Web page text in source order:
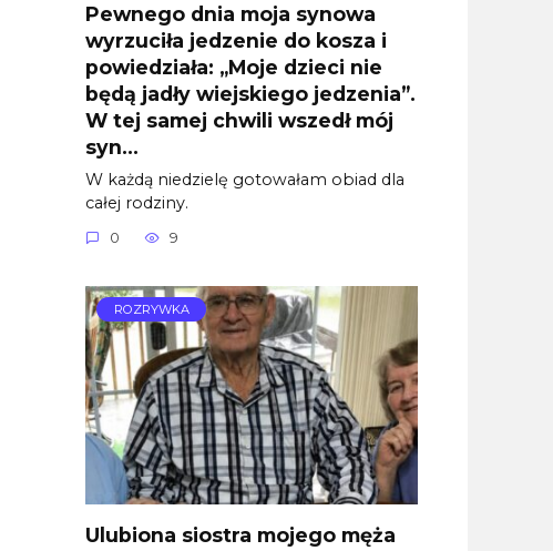
Pewnego dnia moja synowa
wyrzuciła jedzenie do kosza i
powiedziała: „Moje dzieci nie
będą jadły wiejskiego jedzenia”.
W tej samej chwili wszedł mój
syn…
W każdą niedzielę gotowałam obiad dla
całej rodziny.
0 9
ROZRYWKA
Ulubiona siostra mojego męża